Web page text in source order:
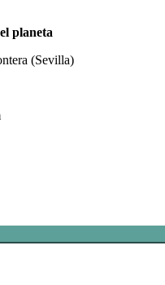
planeta
(Sevilla)